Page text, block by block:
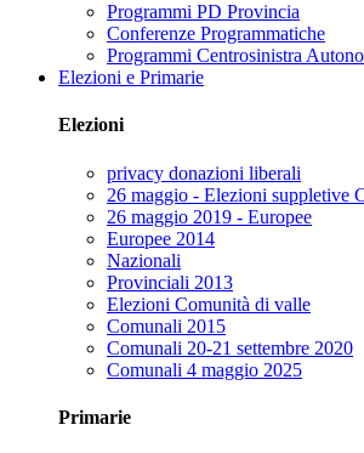
Programmi PD Provincia
Conferenze Programmatiche
Programmi Centrosinistra
Elezioni e Primarie
Elezioni
privacy donazioni liberali
26 maggio - Elezioni suppletive
26 maggio 2019 - Europee
Europee 2014
Nazionali
Provinciali 2013
Elezioni Comunità di valle
Comunali 2015
Comunali 20-21 settembre 2020
Comunali 4 maggio 2025
Primarie